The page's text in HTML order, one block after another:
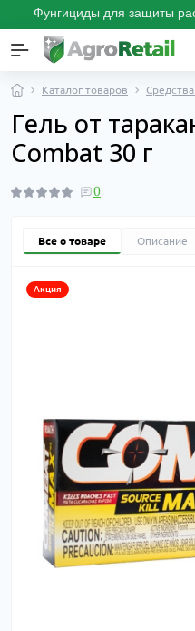
Фунгициды для защиты
Каталог товаров
Гель от
Combat 30 г
0
Все о товаре Описание
Акция